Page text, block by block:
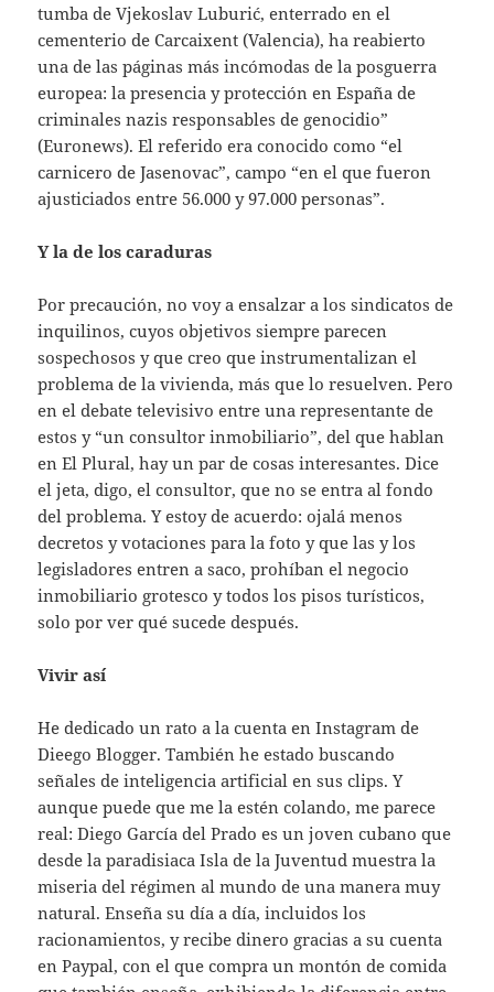
tumba de Vjekoslav Luburić, enterrado en el
cementerio de Carcaixent (Valencia), ha reabierto
una de las páginas más incómodas de la posguerra
europea: la presencia y protección en España de
criminales nazis responsables de genocidio”
(Euronews). El referido era conocido como “el
carnicero de Jasenovac”, campo “en el que fueron
ajusticiados entre 56.000 y 97.000 personas”.
Y la de los caraduras
Por precaución, no voy a ensalzar a los sindicatos de
inquilinos, cuyos objetivos siempre parecen
sospechosos y que creo que instrumentalizan el
problema de la vivienda, más que lo resuelven. Pero
en el debate televisivo entre una representante de
estos y “un consultor inmobiliario”, del que hablan
en El Plural, hay un par de cosas interesantes. Dice
el jeta, digo, el consultor, que no se entra al fondo
del problema. Y estoy de acuerdo: ojalá menos
decretos y votaciones para la foto y que las y los
legisladores entren a saco, prohíban el negocio
inmobiliario grotesco y todos los pisos turísticos,
solo por ver qué sucede después.
Vivir así
He dedicado un rato a la cuenta en Instagram de
Dieego Blogger. También he estado buscando
señales de inteligencia artificial en sus clips. Y
aunque puede que me la estén colando, me parece
real: Diego García del Prado es un joven cubano que
desde la paradisiaca Isla de la Juventud muestra la
miseria del régimen al mundo de una manera muy
natural. Enseña su día a día, incluidos los
racionamientos, y recibe dinero gracias a su cuenta
en Paypal, con el que compra un montón de comida